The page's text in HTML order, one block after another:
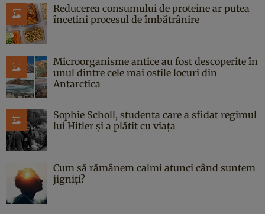
Reducerea consumului de proteine ar putea
încetini procesul de îmbătrânire
Microorganisme antice au fost descoperite în
unul dintre cele mai ostile locuri din
Antarctica
Sophie Scholl, studenta care a sfidat regimul
lui Hitler și a plătit cu viața
Cum să rămânem calmi atunci când suntem
jigniți?